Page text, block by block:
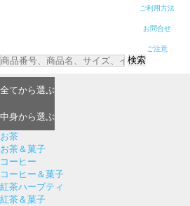
ご利用方法
お問合せ
ご注意
検索
全てから選ぶ
中身から選ぶ
お茶
お茶＆菓子
コーヒー
コーヒー＆菓子
紅茶ハーブティ
紅茶＆菓子